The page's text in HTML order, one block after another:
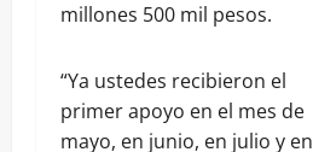
millones 500 mil pesos.
“Ya ustedes recibieron el
primer apoyo en el mes de
mayo, en junio, en julio y en